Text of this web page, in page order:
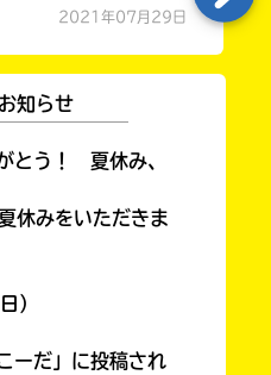
2021年07月29日
知らせ
とう！ 夏休み、
休みをいただきま
）
ーだ」に投稿され